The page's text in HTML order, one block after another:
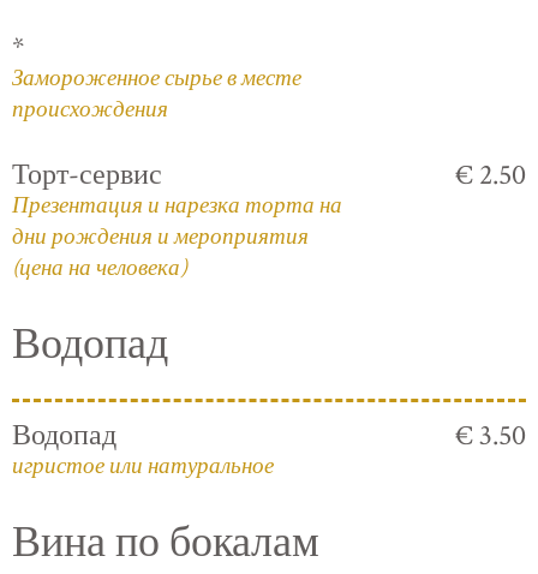
*
Замороженное сырье в месте
происхождения
Торт-сервис
Презентация и нарезка торта на
дни рождения и мероприятия
(цена на человека)
€ 2.50
Водопад
Водопад
игристое или натуральное
€ 3.50
Вина по бокалам